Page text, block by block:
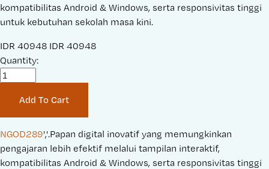
kompatibilitas Android & Windows, serta responsivitas tinggi
untuk kebutuhan sekolah masa kini.
S
a
r
i
c
e
IDR 40948 O
i
n
a
l
P
IDR 40948
Quantity:
Add To Cart
NGOD289','.Papan digital inovatif yang memungkinkan
pengajaran lebih efektif melalui tampilan interaktif,
kompatibilitas Android & Windows, serta responsivitas tinggi